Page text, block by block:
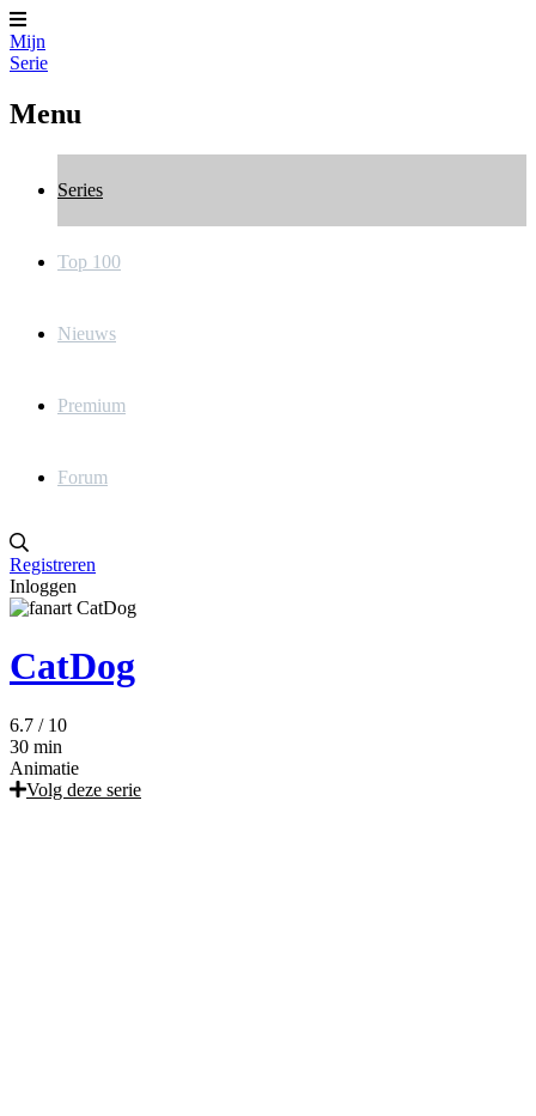
Mijn
Serie
Menu
Series
Top 100
Nieuws
Premium
Forum
Registreren
Inloggen
CatDog
6.7 / 10
30 min
Animatie
Volg deze serie